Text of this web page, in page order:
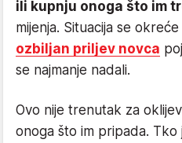
ili kupnju onoga što im
mijenja. Situacija se
ozbiljan priljev novca
se najmanje nadali.
Ovo nije trenutak za
onoga što im pripada. Tko